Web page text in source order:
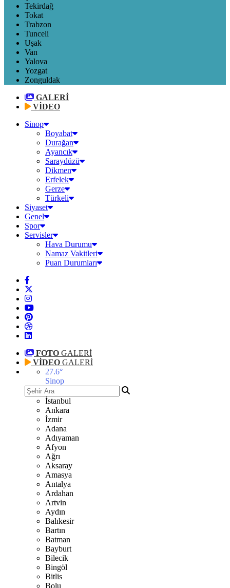
Tekirdağ
Tokat
Trabzon
Tunceli
Uşak
Van
Yalova
Yozgat
Zonguldak
GALERİ
VİDEO
Sinop
Boyabat
Durağan
Ayancık
Saraydüzü
Dikmen
Erfelek
Gerze
Türkeli
Siyaset
Genel
Spor
Servisler
Hava Durumu
Namaz Vakitleri
Puan Durumları
FOTO GALERİ
VİDEO GALERİ
27.6°
Sinop
İstanbul
Ankara
İzmir
Adana
Adıyaman
Afyon
Ağrı
Aksaray
Amasya
Antalya
Ardahan
Artvin
Aydın
Balıkesir
Bartın
Batman
Bayburt
Bilecik
Bingöl
Bitlis
Bolu